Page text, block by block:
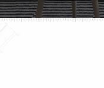
木门系